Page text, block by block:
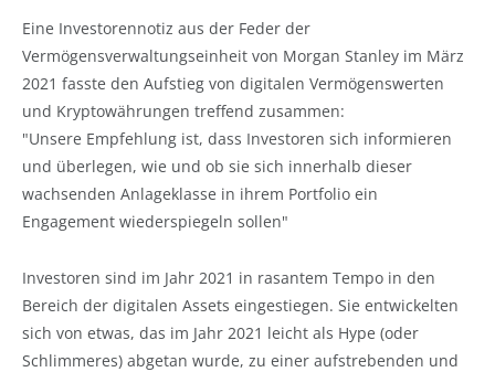
Eine Investorennotiz aus der Feder der
Vermögensverwaltungseinheit von Morgan Stanley im März
2021 fasste den Aufstieg von digitalen Vermögenswerten
und Kryptowährungen treffend zusammen:
"Unsere Empfehlung ist, dass Investoren sich informieren
und überlegen, wie und ob sie sich innerhalb dieser
wachsenden Anlageklasse in ihrem Portfolio ein
Engagement wiederspiegeln sollen"
Investoren sind im Jahr 2021 in rasantem Tempo in den
Bereich der digitalen Assets eingestiegen. Sie entwickelten
sich von etwas, das im Jahr 2021 leicht als Hype (oder
Schlimmeres) abgetan wurde, zu einer aufstrebenden und